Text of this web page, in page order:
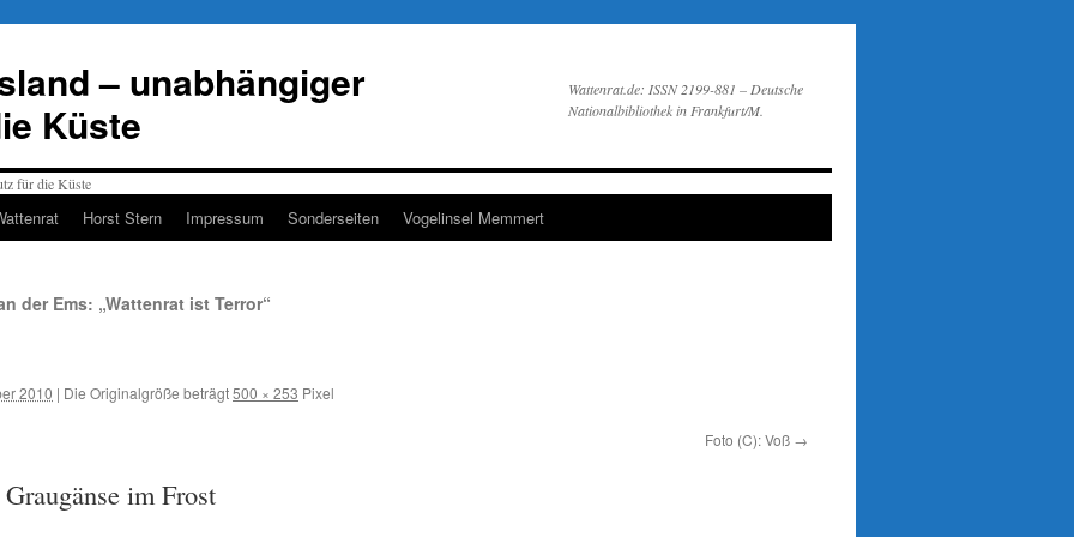
– unabhängiger
Küste
Wattenrat.de: ISSN 2199-881 – Deutsche
Nationalbibliothek in Frankfurt/M.
Horst Stern Impressum Sonderseiten Vogelinsel Memmert
der Ems: „Wattenrat ist Terror“
2010 | Die Originalgröße beträgt500 × 253 Pixel
Foto (C): Voß
im Frost